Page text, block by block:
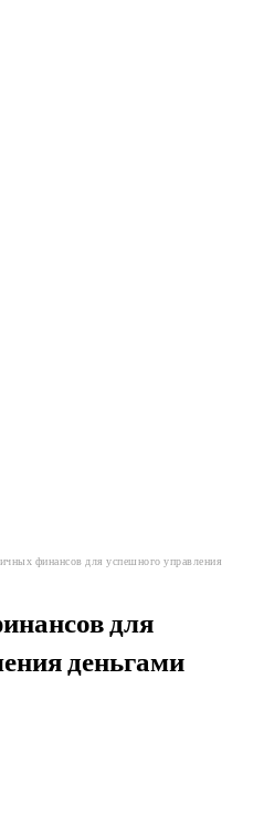
финансов для успешного управления
для
деньгами